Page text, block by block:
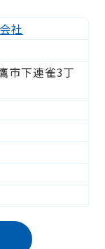
社
市下連雀3丁